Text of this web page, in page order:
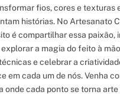
fios, cores e texturas
histórias. No Artesanato
é compartilhar essa paixão,
a magia do feito à
e celebrar a
em cada um de nós. Venha
onde cada ponto se torna arte